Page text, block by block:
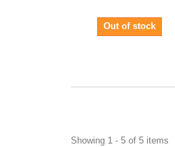
Out of stock
Showing 1 - 5 of 5 items